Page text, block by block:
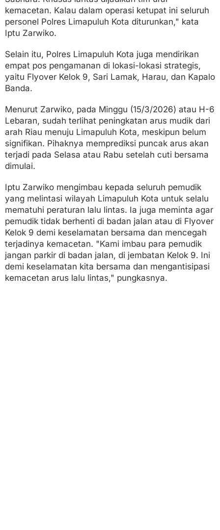
kemacetan. Kalau dalam operasi ketupat ini seluruh
personel Polres Limapuluh Kota diturunkan," kata
Iptu Zarwiko.
Selain itu, Polres Limapuluh Kota juga mendirikan
empat pos pengamanan di lokasi-lokasi strategis,
yaitu Flyover Kelok 9, Sari Lamak, Harau, dan Kapalo
Banda.
Menurut Zarwiko, pada Minggu (15/3/2026) atau H-6
Lebaran, sudah terlihat peningkatan arus mudik dari
arah Riau menuju Limapuluh Kota, meskipun belum
signifikan. Pihaknya memprediksi puncak arus akan
terjadi pada Selasa atau Rabu setelah cuti bersama
dimulai.
Iptu Zarwiko mengimbau kepada seluruh pemudik
yang melintasi wilayah Limapuluh Kota untuk selalu
mematuhi peraturan lalu lintas. Ia juga meminta agar
pemudik tidak berhenti di badan jalan atau di Flyover
Kelok 9 demi keselamatan bersama dan mencegah
terjadinya kemacetan. "Kami imbau para pemudik
jangan parkir di badan jalan, di jembatan Kelok 9. Ini
demi keselamatan kita bersama dan mengantisipasi
kemacetan arus lalu lintas," pungkasnya.